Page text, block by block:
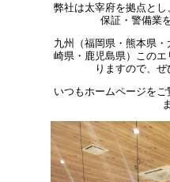
弊社は太宰府を拠点と
保証・警備業
九州（福岡県・熊本県
崎県・鹿児島県）この
りますので、ぜ
いつもホームページを